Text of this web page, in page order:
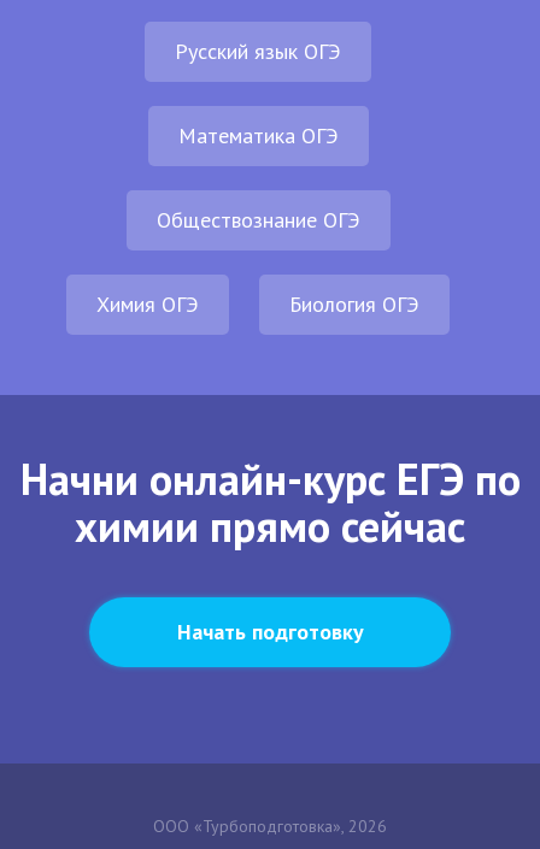
Русский язык ОГЭ
Математика ОГЭ
Обществознание ОГЭ
Химия ОГЭ Биология ОГЭ
Начни онлайн-курс ЕГЭ по
химии прямо сейчас
Начать подготовку
ООО «Турбоподготовка», 2026